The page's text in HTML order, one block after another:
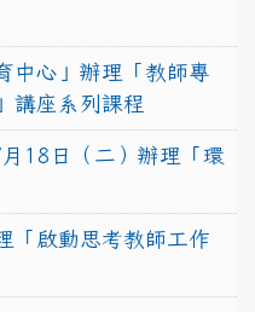
中心」辦理「教師專
講座系列課程
18日（二）辦理「環
「啟動思考教師工作